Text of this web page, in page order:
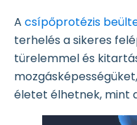
A csípőprotézis
terhelés a sikeres
türelemmel és
életet élhetnek, mint